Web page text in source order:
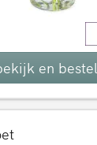
en bestel